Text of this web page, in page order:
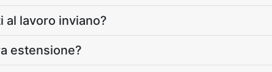
al lavoro inviano?
estensione?